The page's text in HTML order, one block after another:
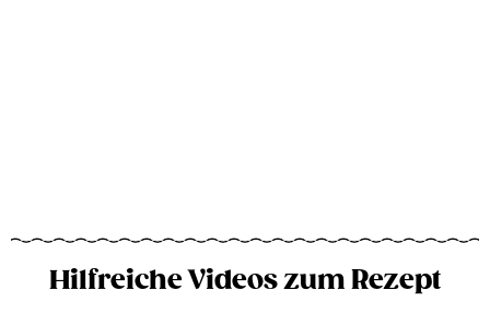
Hilfreiche Videos zum Rezept